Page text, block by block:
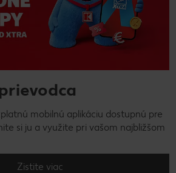
mobilnú aplikáciu dostupnú pre
si ju a využite pri vašom najbližšom
Zistite viac